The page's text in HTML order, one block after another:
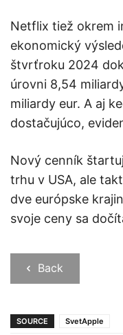
Netflix tiež okrem
ekonomický
štvrťroku 2024
úrovni 8,54
miliardy eur. A aj
dostačujúco,
Nový cenník
trhu v USA, ale
dve európske
svoje ceny sa
Back
SOURCE SvetApple